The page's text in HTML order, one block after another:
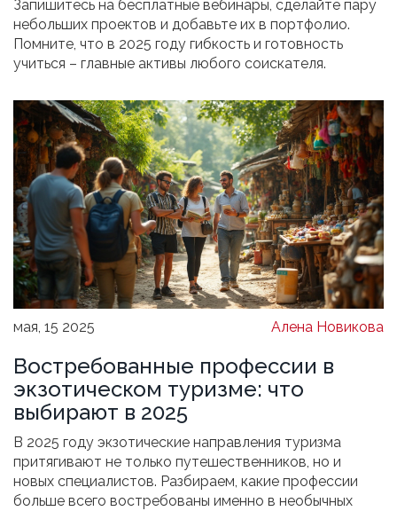
Запишитесь на бесплатные вебинары, сделайте пару
небольших проектов и добавьте их в портфолио.
Помните, что в 2025 году гибкость и готовность
учиться – главные активы любого соискателя.
мая, 15 2025 Алена Новикова
Востребованные профессии в
экзотическом туризме: что
выбирают в 2025
В 2025 году экзотические направления туризма
притягивают не только путешественников, но и
новых специалистов. Разбираем, какие профессии
больше всего востребованы именно в необычных